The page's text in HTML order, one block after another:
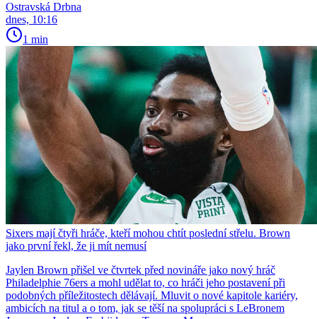
Ostravská Drbna
dnes, 10:16
1 min
Sixers mají čtyři hráče, kteří mohou chtít poslední střelu. Brown
jako první řekl, že ji mít nemusí
Jaylen Brown přišel ve čtvrtek před novináře jako nový hráč
Philadelphie 76ers a mohl udělat to, co hráči jeho postavení při
podobných příležitostech dělávají. Mluvit o nové kapitole kariéry,
ambicích na titul a o tom, jak se těší na spolupráci s LeBronem